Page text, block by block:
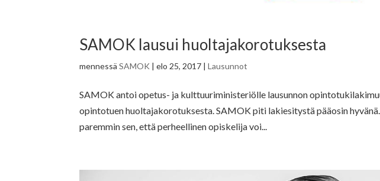
SAMOK lausui huoltajakorotuksesta
mennessäSAMOK |elo 25, 2017 |Lausunnot
SAMOK antoi opetus- ja kulttuuriministeriölle lausunnon
opintotuen huoltajakorotuksesta. SAMOK piti lakiesitystä pääosin
paremmin sen, että perheellinen opiskelija voi...